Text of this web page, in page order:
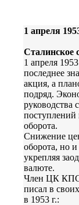
1 апреля
Сталинское
1 апреля
последнее
акция, а
подряд.
руководства
поступлений
оборота.
Снижение
оборота, но
укрепляя
валюте.
Член ЦК
писал в
в 1953 г.: